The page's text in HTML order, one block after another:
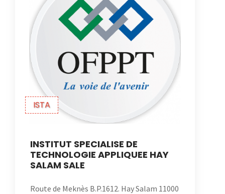
ISTA
INSTITUT SPECIALISE DE
TECHNOLOGIE APPLIQUEE HAY
SALAM SALE
Route de Meknès B.P.1612. Hay Salam 11000